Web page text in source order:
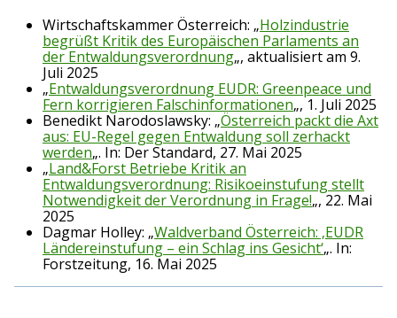
Wirtschaftskammer Österreich: „Holzindustrie
begrüßt Kritik des Europäischen Parlaments an
der Entwaldungsverordnung„, aktualisiert am 9.
Juli 2025
„Entwaldungsverordnung EUDR: Greenpeace und
Fern korrigieren Falschinformationen„, 1. Juli 2025
Benedikt Narodoslawsky: „Österreich packt die Axt
aus: EU-Regel gegen Entwaldung soll zerhackt
werden„. In: Der Standard, 27. Mai 2025
„Land&Forst Betriebe Kritik an
Entwaldungsverordnung: Risikoeinstufung stellt
Notwendigkeit der Verordnung in Frage!„, 22. Mai
2025
Dagmar Holley: „Waldverband Österreich: ‚EUDR
Ländereinstufung – ein Schlag ins Gesicht‘„. In:
Forstzeitung, 16. Mai 2025